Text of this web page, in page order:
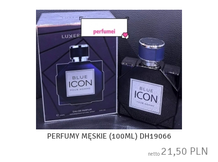
PERFUMY MĘSKIE (100ML) DH19066
netto 21,50 PLN